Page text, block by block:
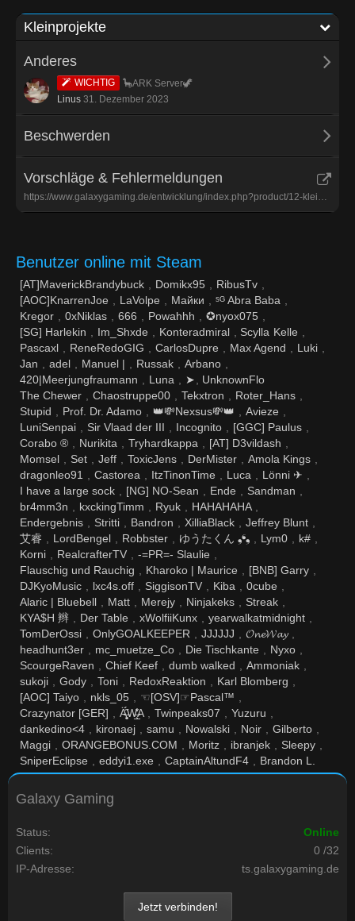
Kleinprojekte
Anderes
WICHTIG
🦕ARK Server🦖
Linus 31. Dezember 2023
Beschwerden
Vorschläge & Fehlermeldungen
https://www.galaxygaming.de/entwicklung/index.php?product/12-kleinprojekte/
Benutzer online mit Steam
[AT]MaverickBrandybuck Domikx95
RibusTv
[AOC]KnarrenJoe
LaVolpe Майки
ˢᴳ Abra Baba
Kregor
0xNiklas 666 Powahhh
✪nyox075
[SG] Harlekin
Im_Shxde
Kelle
Pascaxl
ReneRedoGIG CarlosDupre Max Agend
Luki
Jan
adel Manuel | Russak
Arbano
420|Meerjungfraumann
Luna
The Chewer
Chaostruppe00 Tekxtron
Roter_Hans
Stupid
Prof. Dr. Adamo 👑💸Nexsus💸👑
Avieze
LuniSenpai
Sir Vlaad der III Incognito
[GGC] Paulus
Corabo ®
Nurikita Tryhardkappa
[AT] D3vildash
Momsel
Set Jeff ToxicJens DerMister
Amola Kings
dragonleo91
Castorea ItzTinonTime Luca
Lönni ✈
I have a large sock
[NG] NO-Sean Ende
Sandman
br4mm3n
kxckingTimm Ryuk
HAHAHAHA
Endergebnis
Stritti Bandron XilliaBlack
Jeffrey Blunt
艾睿
LordBengel Robbster ゆうたくん ❟❛❟ Lym0
k#
Korni
RealcrafterTV
-=PR=- Slaulie
Flauschig und Rauchig
Kharoko | Maurice
[BNB] Garry
DJKyoMusic
lxc4s.off SiggisonTV Kiba
0cube
Alaric | Bluebell
Matt Merejy Ninjakeks
Streak
KYA$H 辫
Der Table xWolfiiKunx
yearwalkatmidnight
TomDerOssi
OnlyGOALKEEPER JJJJJJ
𝓞𝓷𝓮𝓦𝓪𝔂
headhunt3er
mc_muetze_Co Die Tischkante
Nyxo
ScourgeRaven
Chief Keef dumb walked
Ammoniak
sukoji
Gody Toni RedoxReaktion
Karl Blomberg
[AOC] Taiyo
nkls_05
☜[OSV]☞Pascal™
Crazynator [GER]
Ä̶̱̘̥͓́̋W̶̲̩͕̒̐̒A Twinpeaks07
Yuzuru
dankedino<4
kironaej samu Nowalski Noir
Gilberto
Maggi
ORANGEBONUS.COM Moritz ibranjek
Sleepy
SniperEclipse
eddyi1.exe CaptainAltundF4 Brandon L.
Galaxy Gaming
Status
Online
Clients
0 /32
IP-Adresse
ts.galaxygaming.de
Jetzt verbinden!